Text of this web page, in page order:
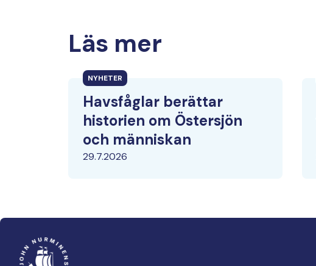
Läs mer
NYHETER
Havsfåglar berättar
historien om Östersjön
och människan
29.7.2026